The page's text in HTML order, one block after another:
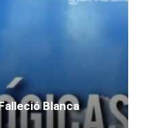
Blanca